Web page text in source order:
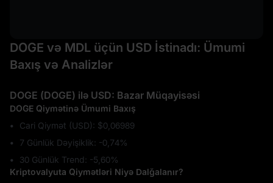
DOGE və MDL üçün USD İstinadı: Ümumi
Baxış və Analizlər
DOGE (DOGE) ilə USD: Bazar Müqayisəsi
DOGE Qiymətinə Ümumi Baxış
Cari Qiymət (USD): $0,06989
7 Günlük Dəyişiklik: ‎-0,74%
30 Günlük Trend: ‎-5,60%
Kriptovalyuta Qiymətləri Niyə Dalğalanır?